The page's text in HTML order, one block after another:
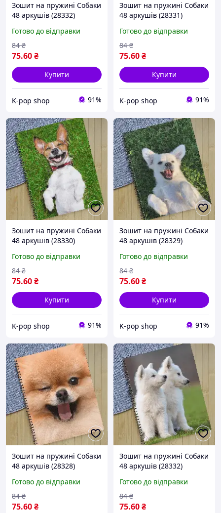
Зошит на пружині Собаки
48 аркушів (28332)
Готово до відправки
75.60₴
84 ₴
Купити
K-pop shop 91%
Зошит на пружині Собаки
48 аркушів (28331)
Готово до відправки
75.60₴
84 ₴
Купити
K-pop shop 91%
Зошит на пружині Собаки
48 аркушів (28330)
Готово до відправки
75.60₴
84 ₴
Купити
K-pop shop 91%
Зошит на пружині Собаки
48 аркушів (28329)
Готово до відправки
75.60₴
84 ₴
Купити
K-pop shop 91%
Зошит на пружині Собаки
48 аркушів (28328)
Готово до відправки
75.60₴
84 ₴
Зошит на пружині Собаки
48 аркушів (28332)
Готово до відправки
75.60₴
84 ₴